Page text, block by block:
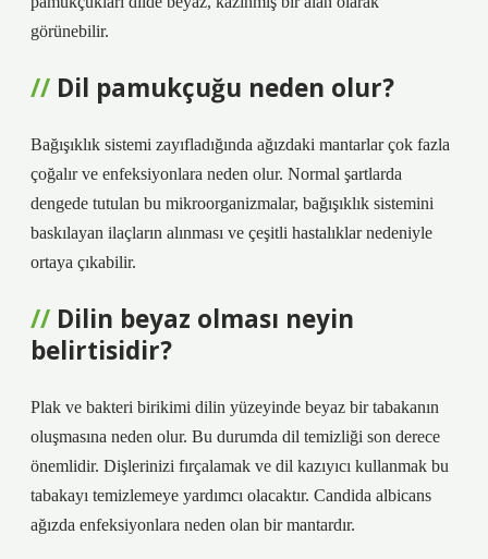
görünebilir.
Dil pamukçuğu neden olur?
Bağışıklık sistemi zayıfladığında ağızdaki mantarlar çok fazla
çoğalır ve enfeksiyonlara neden olur. Normal şartlarda
dengede tutulan bu mikroorganizmalar, bağışıklık sistemini
baskılayan ilaçların alınması ve çeşitli hastalıklar nedeniyle
ortaya çıkabilir.
Dilin beyaz olması neyin
belirtisidir?
Plak ve bakteri birikimi dilin yüzeyinde beyaz bir tabakanın
oluşmasına neden olur. Bu durumda dil temizliği son derece
önemlidir. Dişlerinizi fırçalamak ve dil kazıyıcı kullanmak bu
tabakayı temizlemeye yardımcı olacaktır. Candida albicans
ağızda enfeksiyonlara neden olan bir mantardır.